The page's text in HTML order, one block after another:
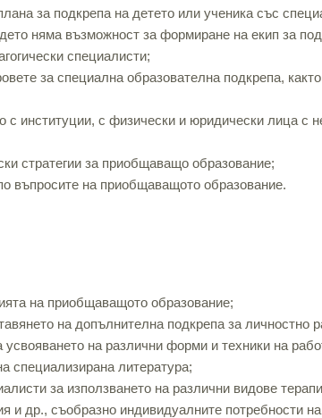
за подкрепа на детето или ученика със
няма възможност за формиране на екип за
специалисти;
за специална образователна подкрепа,
с институции, с физически и юридически лица с
стратегии за приобщаващо образование;
въпросите на приобщаващото образование.
на приобщаващото образование;
на допълнителна подкрепа за личностно
на различни форми и техники на
специализирана литература;
за използването на различни видове
и др., съобразно индивидуалните потребности